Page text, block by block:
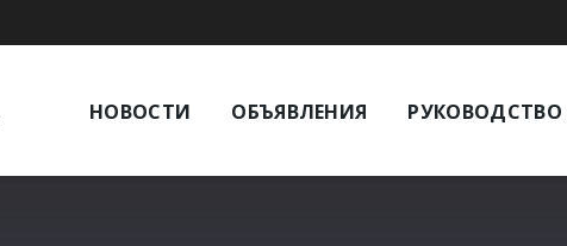
НОВОСТИ ОБЪЯВЛЕНИЯ РУКОВОДСТВО